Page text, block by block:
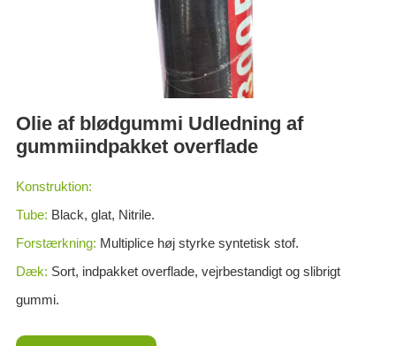
Olie af blødgummi Udledning af
gummiindpakket overflade
Konstruktion:
Tube: Black, glat, Nitrile.
Forstærkning: Multiplice høj styrke syntetisk stof.
Dæk: Sort, indpakket overflade, vejrbestandigt og slibrigt
gummi.